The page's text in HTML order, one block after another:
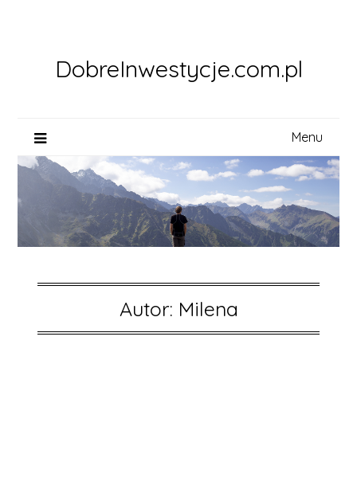
DobreInwestycje.com.pl
Menu
Autor: Milena